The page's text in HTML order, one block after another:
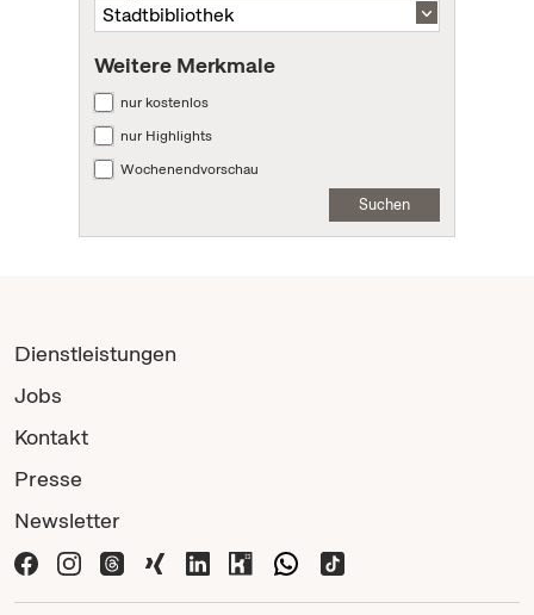
Weitere Merkmale
nur kostenlos
nur Highlights
Wochenendvorschau
Suchen
Dienstleistungen
Jobs
Kontakt
Presse
Newsletter